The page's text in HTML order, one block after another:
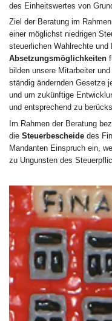
des Einheitswertes von
Ziel der Beratung im
einer möglichst niedrigen
steuerlichen Wahlrechte
Absetzungsmöglichkeiten
bilden unsere Mitarbeiter
ständig ändernden Gesetze
und um zukünftige
und entsprechend zu
Im Rahmen der Beratung
die Steuerbescheide des
Mandanten Einspruch ein,
zu Ungunsten des